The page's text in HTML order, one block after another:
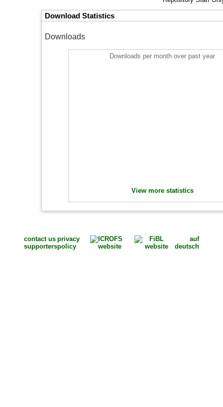
Download Statistics
Downloads
Downloads per month over past year
View more statistics
contact us
supporters
privacy
policy
auf
deutsch